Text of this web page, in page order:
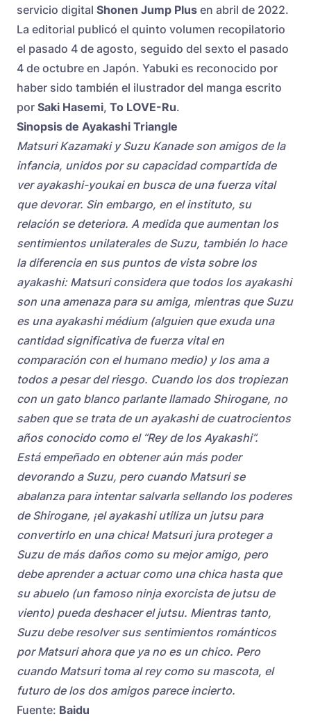
servicio digital Shonen Jump Plus en abril de 2022.
La editorial publicó el quinto volumen recopilatorio
el pasado 4 de agosto, seguido del sexto el pasado
4 de octubre en Japón. Yabuki es reconocido por
haber sido también el ilustrador del manga escrito
por Saki Hasemi, To LOVE-Ru.
Sinopsis de Ayakashi Triangle
Matsuri Kazamaki y Suzu Kanade son amigos de la
infancia, unidos por su capacidad compartida de
ver ayakashi-youkai en busca de una fuerza vital
que devorar. Sin embargo, en el instituto, su
relación se deteriora. A medida que aumentan los
sentimientos unilaterales de Suzu, también lo hace
la diferencia en sus puntos de vista sobre los
ayakashi: Matsuri considera que todos los ayakashi
son una amenaza para su amiga, mientras que Suzu
es una ayakashi médium (alguien que exuda una
cantidad significativa de fuerza vital en
comparación con el humano medio) y los ama a
todos a pesar del riesgo. Cuando los dos tropiezan
con un gato blanco parlante llamado Shirogane, no
saben que se trata de un ayakashi de cuatrocientos
años conocido como el “Rey de los Ayakashi”.
Está empeñado en obtener aún más poder
devorando a Suzu, pero cuando Matsuri se
abalanza para intentar salvarla sellando los poderes
de Shirogane, ¡el ayakashi utiliza un jutsu para
convertirlo en una chica! Matsuri jura proteger a
Suzu de más daños como su mejor amigo, pero
debe aprender a actuar como una chica hasta que
su abuelo (un famoso ninja exorcista de jutsu de
viento) pueda deshacer el jutsu. Mientras tanto,
Suzu debe resolver sus sentimientos románticos
por Matsuri ahora que ya no es un chico. Pero
cuando Matsuri toma al rey como su mascota, el
futuro de los dos amigos parece incierto.
Fuente: Baidu